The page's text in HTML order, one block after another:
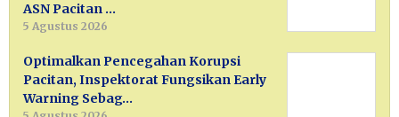
ASN Pacitan …
5 Agustus 2026
Optimalkan Pencegahan Korupsi
Pacitan, Inspektorat Fungsikan Early
Warning Sebag…